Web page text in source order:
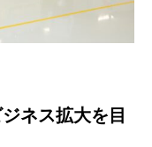
ネス拡大を目